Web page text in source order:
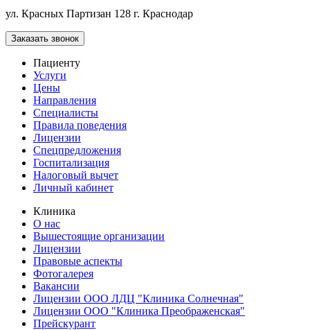
ул. Красных Партизан 128 г. Краснодар
Заказать звонок
Пациенту
Услуги
Цены
Направления
Специалисты
Правила поведения
Лицензии
Спецпредложения
Госпитализация
Налоговый вычет
Личный кабинет
Клиника
О нас
Вышестоящие организации
Лицензии
Правовые аспекты
Фотогалерея
Вакансии
Лицензии ООО ЛДЦ "Клиника Солнечная"
Лицензии ООО "Клиника Преображенская"
Прейскурант